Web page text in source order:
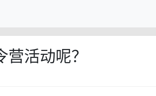
活动呢？